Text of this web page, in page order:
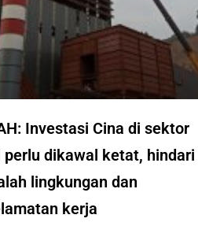
Investasi Cina di sektor
perlu dikawal ketat, hindari
lingkungan dan
kerja